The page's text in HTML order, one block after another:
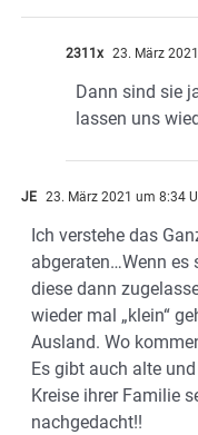
2311x 23. März
Dann sind sie
lassen uns
JE 23. März 2021 um 8:34
Ich verstehe das
abgeraten…Wenn es
diese dann
wieder mal „klein“
Ausland. Wo
Es gibt auch alte
Kreise ihrer Familie
nachgedacht!!